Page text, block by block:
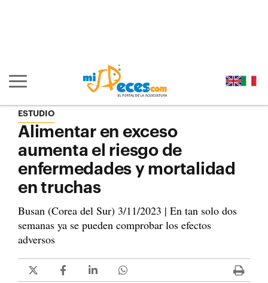
Mostrar/ocultar navegación principal
ESTUDIO
Alimentar en exceso
aumenta el riesgo de
enfermedades y mortalidad
en truchas
Busan (Corea del Sur) 3/11/2023 | En tan solo dos
semanas ya se pueden comprobar los efectos
adversos